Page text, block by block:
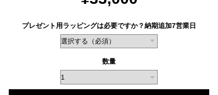
プレゼント用ラッピングは必要ですか？納期追加7営業日
数量